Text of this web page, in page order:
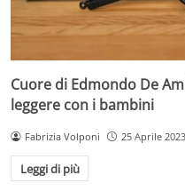
Cuore di Edmondo De
leggere con i bambini
Fabrizia Volponi 25 Aprile 2023
Leggi di più